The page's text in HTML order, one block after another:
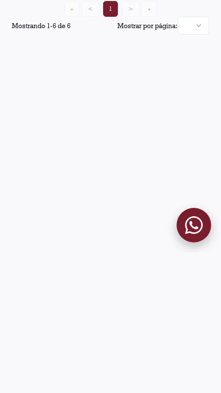
Mostrando 1-6de6 Mostrar por página:
« < 1 > »